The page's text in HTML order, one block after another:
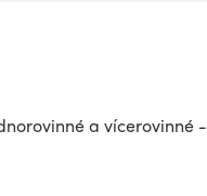
a vícerovinné -